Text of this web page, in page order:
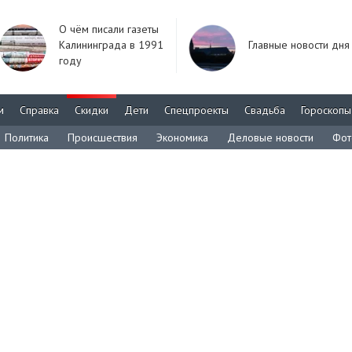
О чём писали газеты
Калининграда в 1991
году
Главные новости дня
Справка Скидки Дети Спецпроекты Свадьба
Гороскопы
Политика
Происшествия Экономика Деловые новости